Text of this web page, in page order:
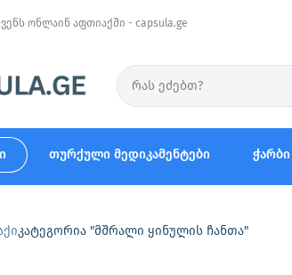
ონლაინ აფთიაქში - capsula.ge
თურქული მედიკამენტები
კატეგორია "მშრალი ყინულის ჩანთა"